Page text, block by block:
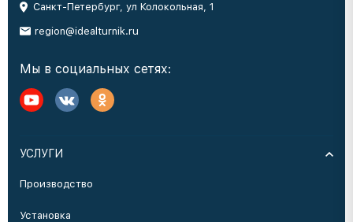
Санкт-Петербург, ул Колокольная, 1
region@idealturnik.ru
Мы в социальных сетях:
УСЛУГИ
Производство
Установка